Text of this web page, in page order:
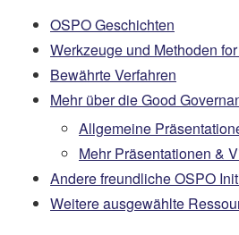
OSPO Geschichten
Werkzeuge und Methoden
Bewährte Verfahren
Mehr über die Good
Allgemeine
Mehr Präsentationen &
Andere freundliche OSPO
Weitere ausgewählte